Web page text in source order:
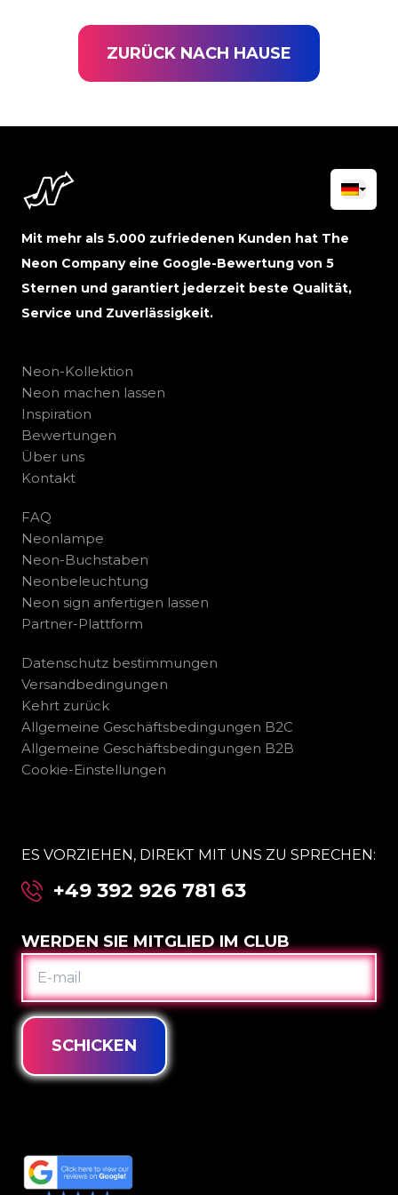
ZURÜCK NACH HAUSE
Mit mehr als 5.000 zufriedenen Kunden hat The
Neon Company eine Google-Bewertung von 5
Sternen und garantiert jederzeit beste Qualität,
Service und Zuverlässigkeit.
Neon-Kollektion
Neon machen lassen
Inspiration
Bewertungen
Über uns
Kontakt
FAQ
Neonlampe
Neon-Buchstaben
Neonbeleuchtung
Neon sign anfertigen lassen
Partner-Plattform
Datenschutz bestimmungen
Versandbedingungen
Kehrt zurück
Allgemeine Geschäftsbedingungen B2C
Allgemeine Geschäftsbedingungen B2B
Cookie-Einstellungen
ES VORZIEHEN, DIREKT MIT UNS ZU SPRECHEN:
+49 392 926 781 63
WERDEN SIE MITGLIED IM CLUB
E-
MAIL
SCHICKEN